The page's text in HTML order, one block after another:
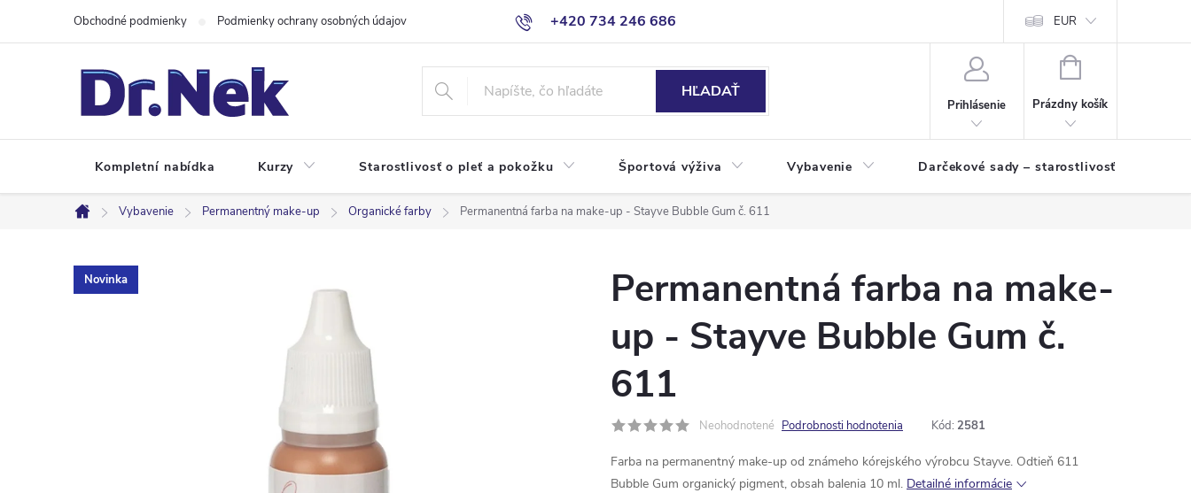
+420 734 246 686
Obchodné podmienky Podmienky ochrany osobných údajov EUR
HĽADAŤ
Prihlásenie
NÁKUPNÝ
Prázdny košík
Kompletní nabídka Kurzy Starostlivosť o pleť a pokožku Športová výživa Vybavenie Darčekové sady – starostlivosť o pleť a
Domov
Vybavenie Permanentný make-up Organické farby Permanentná farba na make-up - Stayve Bubble Gum č. 611
Novinka
Permanentná farba na make-
up - Stayve Bubble Gum č.
611
Neohodnotené Podrobnosti hodnotenia Kód: 2581
Farba na permanentný make-up od známeho kórejského výrobcu Stayve. Odtieň 611
Bubble Gum organický pigment, obsah balenia 10 ml. Detailné informácie